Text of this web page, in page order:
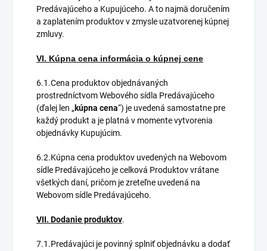
Predávajúceho a Kupujúceho. A to najmä doručením
a zaplatením produktov v zmysle uzatvorenej kúpnej
zmluvy.
VI. Kúpna cena informácia o kúpnej cene
6.1.Cena produktov objednávaných
prostredníctvom Webového sídla Predávajúceho
(ďalej len „kúpna cena“) je uvedená samostatne pre
každý produkt a je platná v momente vytvorenia
objednávky Kupujúcim.
6.2.Kúpna cena produktov uvedených na Webovom
sídle Predávajúceho je celková Produktov vrátane
všetkých daní, pričom je zreteľne uvedená na
Webovom sídle Predávajúceho.
VII. Dodanie produktov.
7.1.Predávajúci je povinný splniť objednávku a dodať